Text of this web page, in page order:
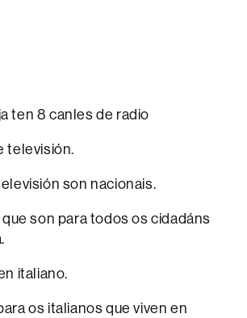
ten 8 canles de radio
televisión.
son nacionais.
son para todos os cidadáns
italiano.
os italianos que viven en